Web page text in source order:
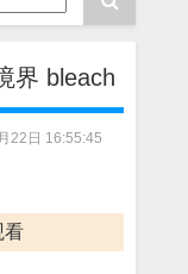
界 bleach
22日 16:55:45
看